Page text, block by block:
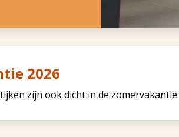
2026
zijn ook dicht in de